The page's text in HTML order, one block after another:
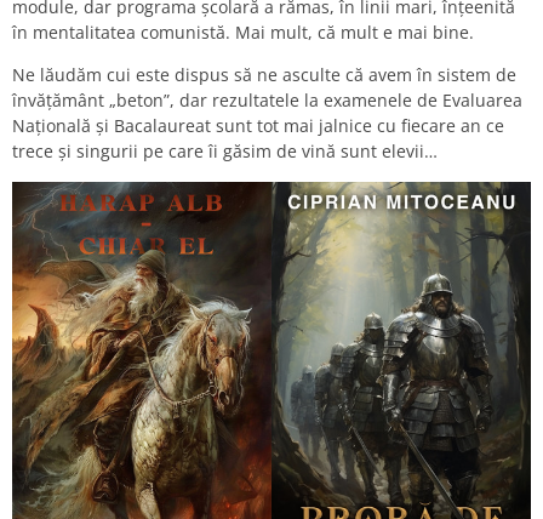
module, dar programa școlară a rămas, în linii mari, înțeenită
în mentalitatea comunistă. Mai mult, că mult e mai bine.
Ne lăudăm cui este dispus să ne asculte că avem în sistem de
învățământ „beton”, dar rezultatele la examenele de Evaluarea
Națională și Bacalaureat sunt tot mai jalnice cu fiecare an ce
trece și singurii pe care îi găsim de vină sunt elevii…